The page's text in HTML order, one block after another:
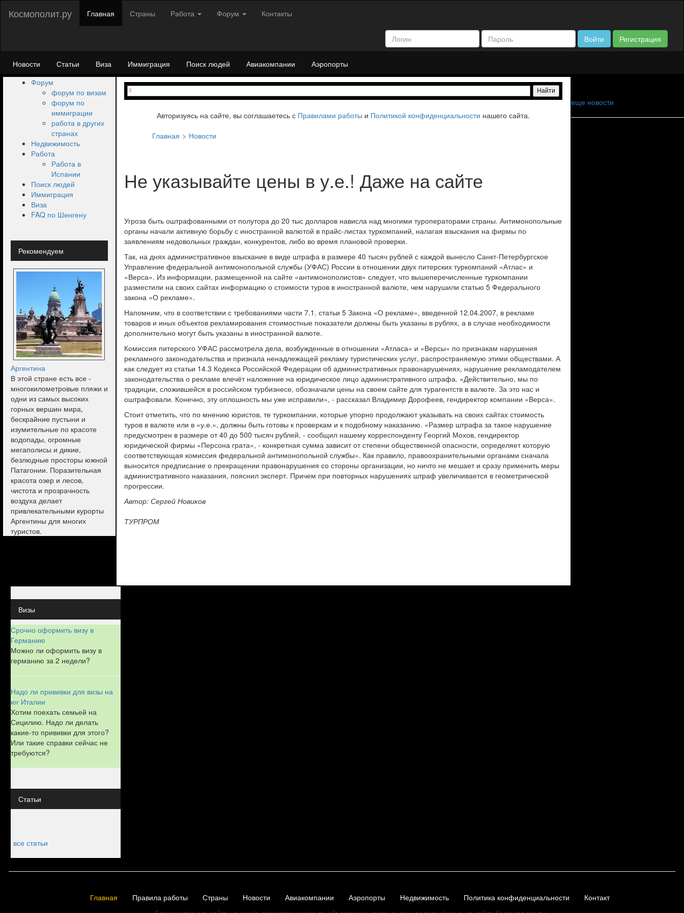
Космополит.ру Главная Страны Работа Форум Контакты
Войти Регистрация
Новости Статьи Виза Иммиграция Поиск людей Авиакомпании
Аэропорты
Форум
форум по визам
форум по
иммиграции
работа в других
странах
Недвижимость
Работа
Работа в
Испании
Поиск людей
Иммиграция
Виза
FAQ по Шенгену
Рекомендуем
Аргентина
В этой стране есть все -
многокилометровые пляжи и
одни из самых высоких
горных вершин мира,
бескрайние пустыни и
изумительные по красоте
водопады, огромные
мегаполисы и дикие,
безлюдные просторы южной
Патагонии. Поразительная
красота озер и лесов,
чистота и прозрачность
воздуха делает
привлекательными курорты
Аргентины для многих
туристов.
Авторизуясь на сайте, вы соглашаетесь с Правилами работы и Политикой конфиденциальности нашего сайта.
Главная
Новости
Не указывайте цены в у.е.! Даже на сайте
Угроза быть оштрафованными от полутора до 20 тыс долларов нависла над многими туроператорами страны. Антимонопольные
органы начали активную борьбу с иностранной валютой в прайс-листах туркомпаний, налагая взыскания на фирмы по
заявлениям недовольных граждан, конкурентов, либо во время плановой проверки.
Так, на днях административное взыскание в виде штрафа в размере 40 тысяч рублей с каждой вынесло Санкт-Петербургское
Управление федеральной антимонопольной службы (УФАС) России в отношении двух питерских туркомпаний «Атлас» и
«Верса». Из информации, размещенной на сайте «антимонополистов» следует, что вышеперечисленные туркомпании
разместили на своих сайтах информацию о стоимости туров в иностранной валюте, чем нарушили статью 5 Федерального
закона «О рекламе».
Напомним, что в соответствии с требованиями части 7.1. статьи 5 Закона «О рекламе», введенной 12.04.2007, в рекламе
товаров и иных объектов рекламирования стоимостные показатели должны быть указаны в рублях, а в случае необходимости
дополнительно могут быть указаны в иностранной валюте.
Комиссия питерского УФАС рассмотрела дела, возбужденные в отношении «Атласа» и «Версы» по признакам нарушения
рекламного законодательства и признала ненадлежащей рекламу туристических услуг, распространяемую этими обществами. А
как следует из статьи 14.3 Кодекса Российской Федерации об административных правонарушениях, нарушение рекламодателем
законодательства о рекламе влечёт наложение на юридическое лицо административного штрафа. «Действительно, мы по
традиции, сложившейся в российском турбизнесе, обозначали цены на своем сайте для турагентств в валюте. За это нас и
оштрафовали. Конечно, эту оплошность мы уже исправили», - рассказал Владимир Дорофеев, гендиректор компании «Верса».
Стоит отметить, что по мнению юристов, те туркомпании, которые упорно продолжают указывать на своих сайтах стоимость
туров в валюте или в «у.е.», должны быть готовы к проверкам и к подобному наказанию. «Размер штрафа за такое нарушение
предусмотрен в размере от 40 до 500 тысяч рублей, - сообщил нашему корреспонденту Георгий Мохов, гендиректор
юридической фирмы «Персона грата», - конкретная сумма зависит от степени общественной опасности, определяет которую
соответствующая комиссия федеральной антимонопольной службы». Как правило, правоохранительными органами сначала
выносится предписание о прекращении правонарушения со стороны организации, но ничто не мешает и сразу применить меры
административного наказания, пояснил эксперт. Причем при повторных нарушениях штраф увеличивается в геометрической
прогрессии.
Автор: Сергей Новиков
ТУРПРОМ
еще новости
Визы
Срочно оформить визу в
Германию
Можно ли оформить визу в
германию за 2 недели?
Надо ли прививки для визы на
юг Италии
Хотим поехать семьей на
Сицилию. Надо ли делать
какие-то прививки для этого?
Или такие справки сейчас не
требуются?
Статьи
все статьи
Главная Правила работы Страны Новости Авиакомпании Аэропорты Недвижимость Политика конфиденциальности Контакт